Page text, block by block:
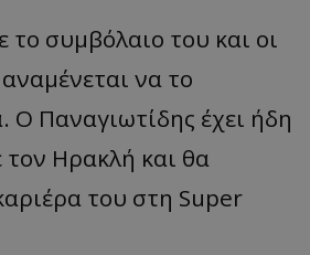
συμβόλαιο του και οι
να το
Ο Παναγιωτίδης έχει ήδη
Ηρακλή και θα
του στη Super